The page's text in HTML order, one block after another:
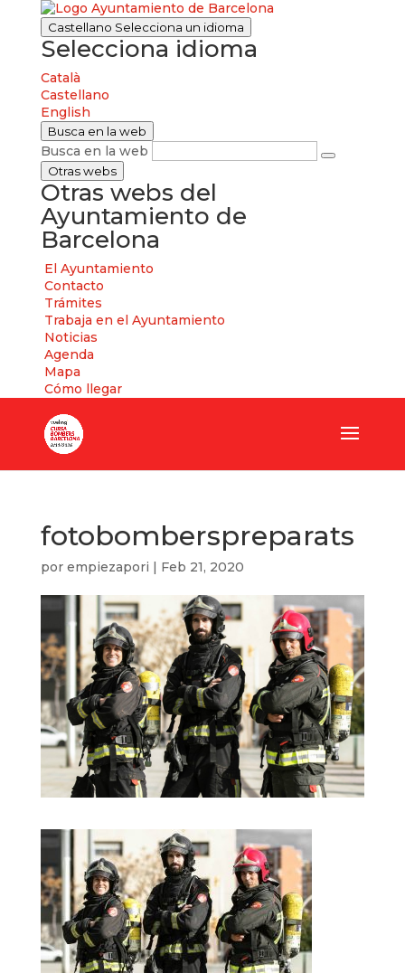
Castellano Selecciona un idioma
Selecciona idioma
Català
Castellano
English
Busca en la web
Busca en la web
Otras webs
Otras webs del
Ayuntamiento de
Barcelona
El Ayuntamiento
Contacto
Trámites
Trabaja en el Ayuntamiento
Noticias
Agenda
Mapa
Cómo llegar
fotobomberspreparats
por empiezapori | Feb 21, 2020